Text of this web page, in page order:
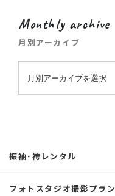
Monthly archive
月別アーカイブ
振袖･袴レンタル
フォトスタジオ撮影プラン